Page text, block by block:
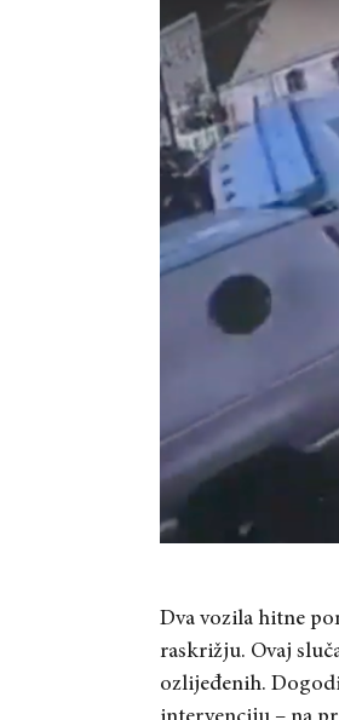
Dva vozila hitne
raskrižju. Ovaj
ozlijeđenih.